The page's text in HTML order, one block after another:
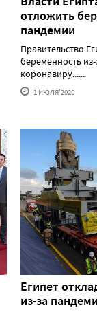
отложить
пандемии
Правительство
беременность
коронавиру......
1 ИЮЛЯ'2020
Египет
из-за